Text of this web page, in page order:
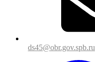
ds45@obr.gov.spb.ru